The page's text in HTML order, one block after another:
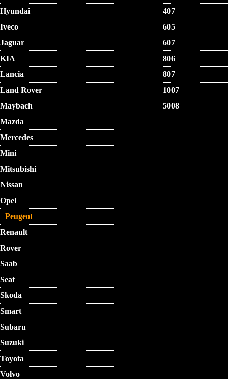
Hyundai
Iveco
Jaguar
KIA
Lancia
Land Rover
Maybach
Mazda
Mercedes
Mini
Mitsubishi
Nissan
Opel
Peugeot
Renault
Rover
Saab
Seat
Skoda
Smart
Subaru
Suzuki
Toyota
Volvo
407
605
607
806
807
1007
5008